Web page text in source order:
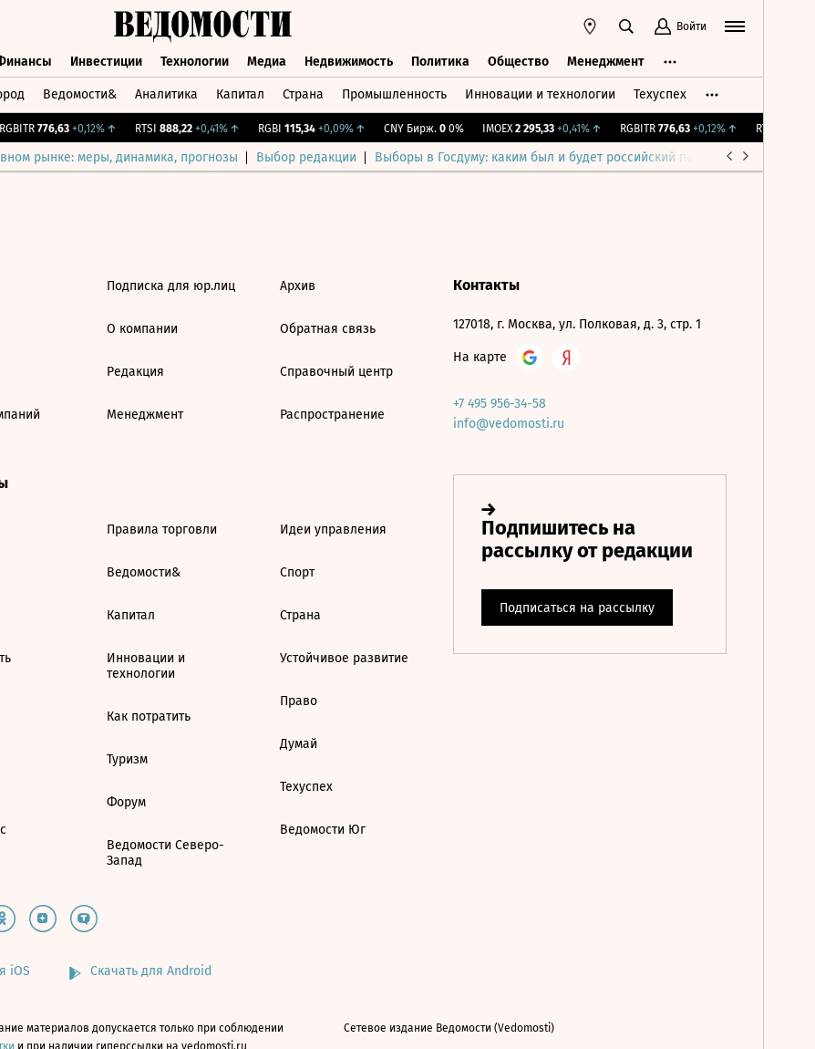
Войти
Инвестиции Технологии Медиа Недвижимость Политика Общество Менеджмент
Ведомости& Аналитика Капитал Страна Промышленность Инновации и технологии Техуспех
776,63 +0,12%↑ RTSI 888,22 +0,41%↑ RGBI 115,34 +0,09%↑ CNY Бирж. 0 0% IMOEX 2 295,33 +0,41%↑ RGBITR 776,63 +0,12%↑ RTSI
рынке: меры, динамика, прогнозы Выбор редакции Выборы в Госдуму: каким был и будет российский парламент
Подписка для юр.лиц
О компании
Редакция
Менеджмент
Архив
Обратная связь
Справочный центр
Распространение
Правила торговли
Ведомости&
Капитал
Инновации и
технологии
Как потратить
Туризм
Форум
Ведомости Северо-
Запад
Идеи управления
Спорт
Страна
Устойчивое развитие
Право
Думай
Техуспех
Ведомости Юг
Контакты
127018, г. Москва, ул. Полковая, д. 3, стр. 1
На карте
+7 495 956-34-58
info@vedomosti.ru
iOS Скачать для Android
материалов допускается только при соблюдении
и при наличии гиперссылки на vedomosti.ru
Сетевое издание Ведомости (Vedomosti)